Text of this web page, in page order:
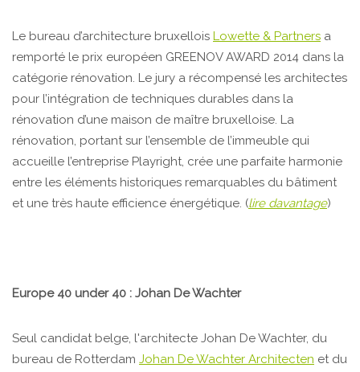
Le bureau d’architecture bruxellois Lowette & Partners a
remporté le prix européen GREENOV AWARD 2014 dans la
catégorie rénovation. Le jury a récompensé les architectes
pour l’intégration de techniques durables dans la
rénovation d’une maison de maître bruxelloise. La
rénovation, portant sur l’ensemble de l’immeuble qui
accueille l’entreprise Playright, crée une parfaite harmonie
entre les éléments historiques remarquables du bâtiment
et une très haute efficience énergétique. (lire davantage)
Europe 40 under 40 : Johan De Wachter
Seul candidat belge, l'architecte Johan De Wachter, du
bureau de Rotterdam Johan De Wachter Architecten et du